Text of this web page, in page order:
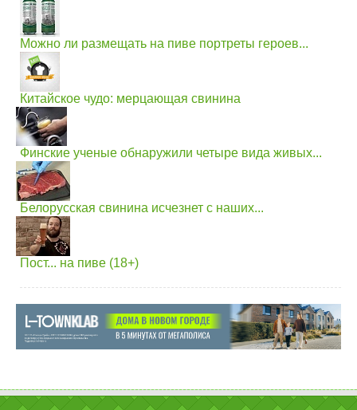
Можно ли размещать на пиве портреты героев...
Китайское чудо: мерцающая свинина
Финские ученые обнаружили четыре вида живых...
Белорусская свинина исчезнет с наших...
Пост... на пиве (18+)